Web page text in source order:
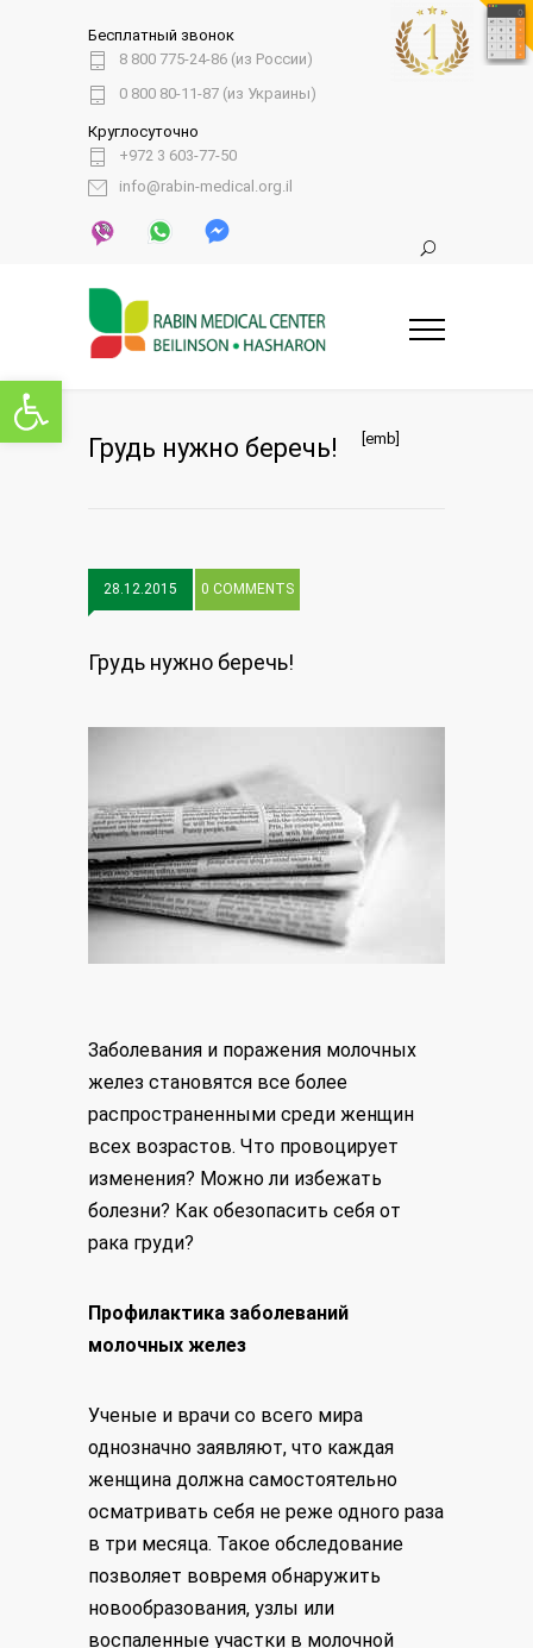
Открыть панель инструментов
Бесплатный звонок
8 800 775-24-86 (из России)
0 800 80-11-87 (из Украины)
Круглосуточно
+972 3 603-77-50
info@rabin-medical.org.il
Грудь нужно беречь! [emb]
28.12.2015 0 COMMENTS
Грудь нужно беречь!
Заболевания и поражения молочных
желез становятся все более
распространенными среди женщин
всех возрастов. Что провоцирует
изменения? Можно ли избежать
болезни? Как обезопасить себя от
рака груди?
Профилактика заболеваний
молочных желез
Ученые и врачи со всего мира
однозначно заявляют, что каждая
женщина должна самостоятельно
осматривать себя не реже одного раза
в три месяца. Такое обследование
позволяет вовремя обнаружить
новообразования, узлы или
воспаленные участки в молочной